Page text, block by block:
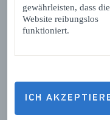
gewährleisten, dass die
Website reibungslos
funktioniert.
ICH
eine Reaktion
ausgefüllte